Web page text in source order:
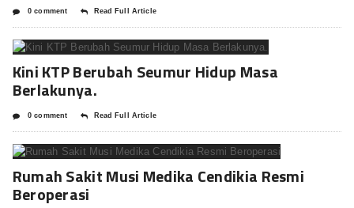
0 comment Read Full Article
Kini KTP Berubah Seumur Hidup Masa
Berlakunya.
0 comment Read Full Article
Rumah Sakit Musi Medika Cendikia Resmi
Beroperasi